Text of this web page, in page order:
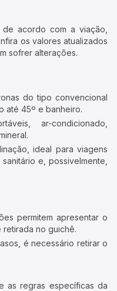
acordo com a viação,
os valores atualizados
sofrer alterações.
do tipo convencional
até 45º e banheiro.
ar-condicionado,
ideal para viagens
e, possivelmente,
permitem apresentar o
no guichê.
é necessário retirar o
as regras específicas da